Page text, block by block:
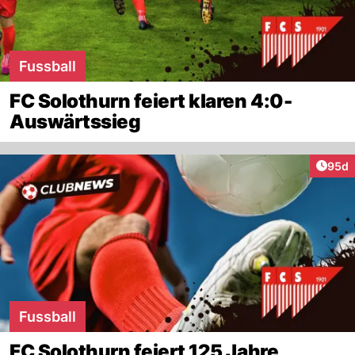
Fussball
FC Solothurn feiert klaren 4:0-
Auswärtssieg
95d
Fussball